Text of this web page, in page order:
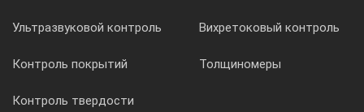
Ультразвуковой контроль Вихретоковый контроль
Контроль покрытий Толщиномеры
Контроль твердости